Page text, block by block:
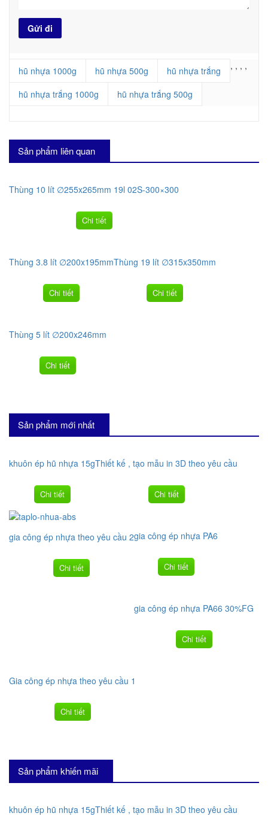
hũ nhựa 1000g ,
hũ nhựa 500g ,
hũ nhựa trắng ,
hũ nhựa trắng 1000g
,
hũ nhựa trắng 500g
Sản phẩm liên quan
Thùng 10 lít ∅255x265mm 19l 02S-300×300
Chi tiết
Thùng 3.8 lít ∅200x195mm
Chi tiết
Thùng 19 lít ∅315x350mm
Chi tiết
Thùng 5 lít ∅200x246mm
Chi tiết
Sản phẩm mới nhất
khuôn ép hũ nhựa 15g
Chi tiết
Thiết kế , tạo mẫu in 3D theo yêu cầu
Chi tiết
gia công ép nhựa theo yêu cầu 2
Chi tiết
gia công ép nhựa PA6
Chi tiết
gia công ép nhựa PA66 30%FG
Chi tiết
Gia công ép nhựa theo yêu cầu 1
Chi tiết
Sản phẩm khiến mãi
khuôn ép hũ nhựa 15gThiết kế , tạo mẫu in 3D theo yêu cầu